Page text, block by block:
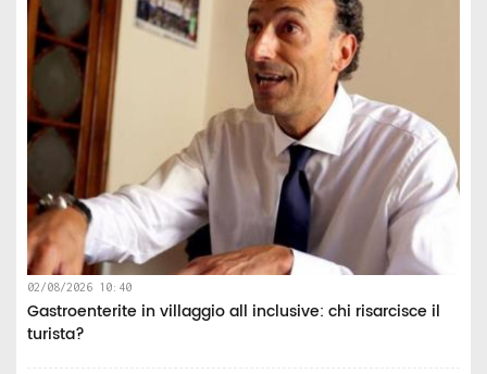
02/08/2026 10:40
Gastroenterite in villaggio all inclusive: chi risarcisce il
turista?